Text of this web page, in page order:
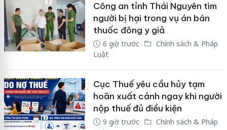
Công an tỉnh Thái Nguyên tìm
người bị hại trong vụ án bán
thuốc đông y giả
6 giờ trước
Chính sách & Pháp
Luật
Cục Thuế yêu cầu hủy tạm
hoãn xuất cảnh ngay khi người
nộp thuế đủ điều kiện
9 giờ trước
Chính sách & Pháp